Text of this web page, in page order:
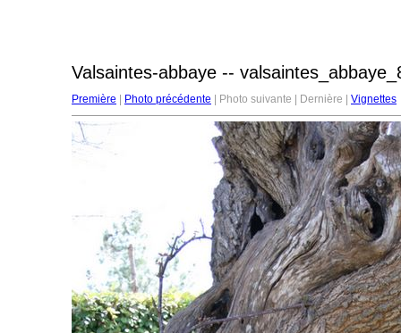
Valsaintes-abbaye --
Première Photo précédente | Photo suivante | Dernière | Vignettes